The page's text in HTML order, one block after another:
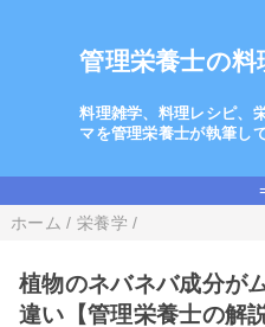
管理栄養士の
料理雑学、料理レシピ、
マを管理栄養士が執筆し
ホーム / 栄養学 /
植物のネバネバ成分が
違い【管理栄養士の解説